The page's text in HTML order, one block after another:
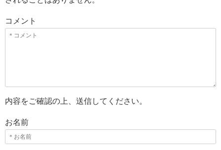
コメント
内容をご確認の上、送信してください。
お名前